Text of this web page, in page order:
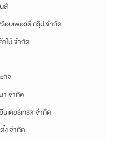
ส์
อบเพอร์ตี้ กรุ๊ป จำกัด
ไม้ จำกัด
กิจ
จำกัด
เตอร์เทรด จำกัด
ง จำกัด